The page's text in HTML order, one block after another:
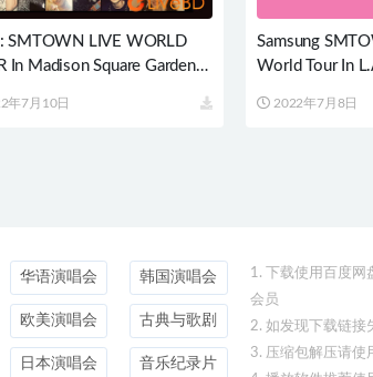
: SMTOWN LIVE WORLD
In Madison Square Garden
年7月10日
Samsung
World Tour In
2022年7月8日
华语演唱会
欧美演唱会
日本演唱会
韩国演唱会
古典与歌剧
音乐纪录片
1. 下载使用百度网
会员
2. 如发现下载链接
3. 压缩包解压请使